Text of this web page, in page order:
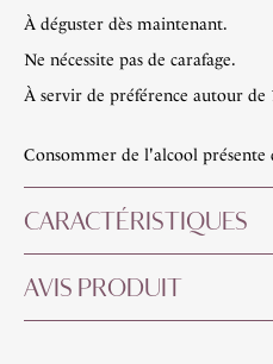
À déguster dès maintenant.
Ne nécessite pas de carafage.
À servir de préférence autour de
Consommer de l'alcool présente
CARACTÉRISTIQUES
AVIS PRODUIT